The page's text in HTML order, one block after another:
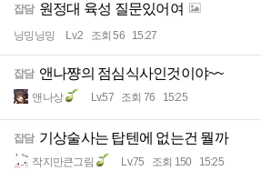
잡담 원정대 육성 질문있어여
닝밍닝밍 Lv.2 조회 56 15:27
잡담 앤나쨩의 점심식사인것이야~~
앤나상 Lv.57 조회 76 15:25
잡담 기상술사는 탑텐에 없는건 뭘까
작지만큰그림 Lv.75 조회 150 15:25